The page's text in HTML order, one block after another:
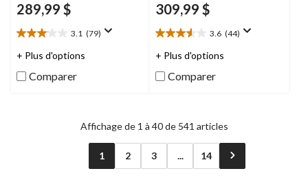
289,99 $
3.1 (79)
3.1
étoile(s)
5.
+ Plus d'options
Comparer
309,99 $
3.6 (44)
3.6
étoile(s)
5.
+ Plus d'options
Comparer
Affichage de 1 à 40 de 541 articles
1 2 3 ... 14